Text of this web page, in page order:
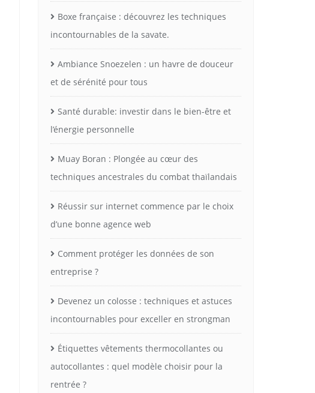
Boxe française : découvrez les techniques
incontournables de la savate.
Ambiance Snoezelen : un havre de douceur
et de sérénité pour tous
Santé durable: investir dans le bien-être et
l’énergie personnelle
Muay Boran : Plongée au cœur des
techniques ancestrales du combat thaïlandais
Réussir sur internet commence par le choix
d’une bonne agence web
Comment protéger les données de son
entreprise ?
Devenez un colosse : techniques et astuces
incontournables pour exceller en strongman
Étiquettes vêtements thermocollantes ou
autocollantes : quel modèle choisir pour la
rentrée ?